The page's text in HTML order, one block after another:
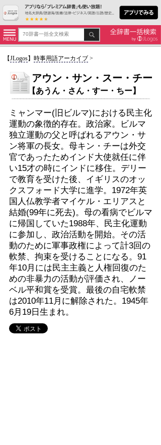
【JLogos】 時事用語アーカイブ>
アウン・サン・スー・チー
【あうん・さん・すー・ちー】
ミャンマー(旧ビルマ)における民主化
運動の象徴的存在。政治家。ビルマ
独立運動の父と呼ばれるアウン・サ
ン将軍の長女。母キン・チーは外交
官であったためインド大使就任に伴
い15才の時にインドに移住。デリー
で教育を受けた後、イギリスのオッ
クスフォード大学に進学。1972年英
国人仏教学者マイケル・エリアスと
結婚(99年に死去)。母の看病でビルマ
に帰国していた1988年、民主化運動
に参加し、政治活動を開始。その活
動のために軍事政権によって計3回の
軟禁、拘束を受けることになる。91
年10月には民主主義と人権回復のた
めの非暴力の活動が評価され、ノー
ベル平和賞を受賞。最後の自宅軟禁
は2010年11月に解除された。1945年
6月19日生まれ。